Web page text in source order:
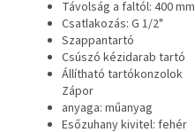
Távolság a faltól: 400 mm
Csatlakozás: G 1/2"
Szappantartó
Csúszó kézidarab tartó
Állítható tartókonzolok
Zápor
anyaga: műanyag
Esőzuhany kivitel: fehér